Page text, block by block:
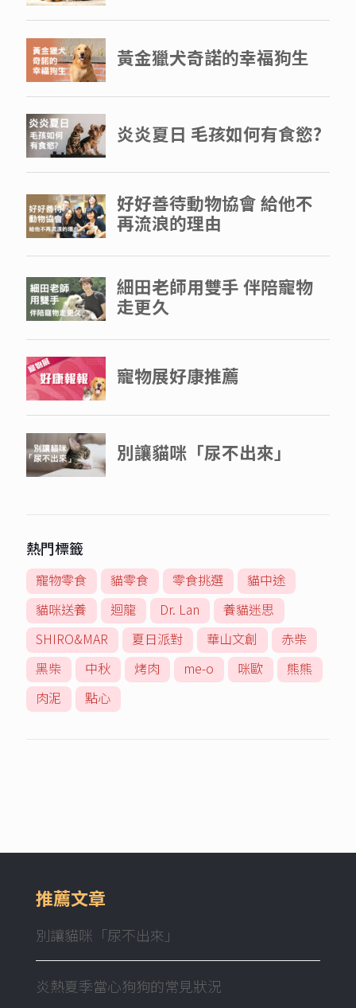
熱門標籤
寵物零食 貓零食 零食挑選
貓中途
貓咪送養
迴龍 Dr. Lan
養貓迷思
SHIRO&MAR
夏日派對 華山文創
赤柴
黑柴
中秋 烤肉 me-o 咪歐
熊熊
肉泥
點心
推薦文章
別讓貓咪「尿不出來」
炎熱夏季當心狗狗的常見狀況